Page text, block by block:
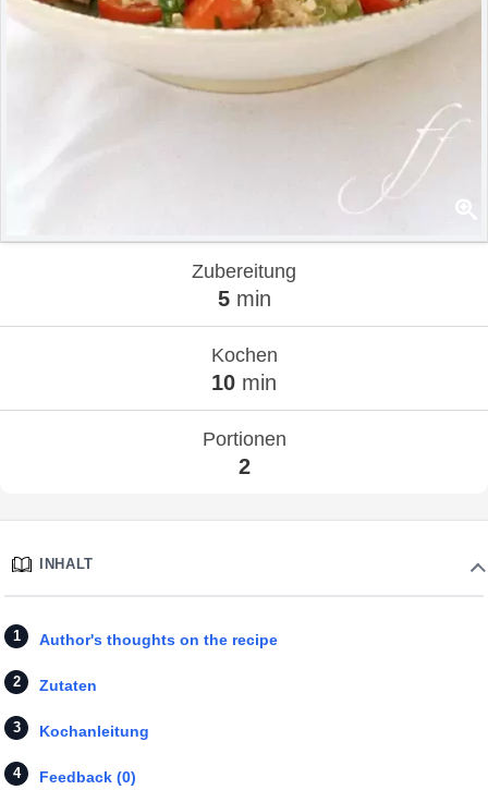
Zubereitung
5min
Kochen
10 min
Portionen
2
INHALT
Author's thoughts on the recipe
Zutaten
Kochanleitung
Feedback (0)